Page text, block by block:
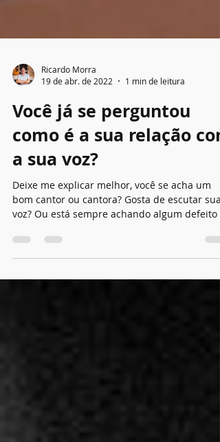
Ricardo Morra
19 de abr. de 2022
1 min de leitura
Você já se perguntou
como é a sua relação com
a sua voz?
Deixe me explicar melhor, você se acha um
bom cantor ou cantora? Gosta de escutar sua